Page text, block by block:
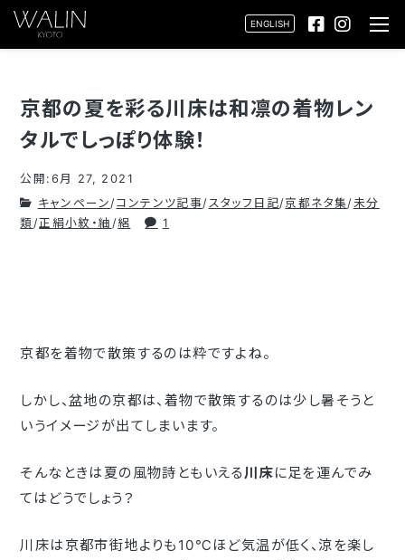
ENGLISH
京都の夏を彩る川床は和凛の着物レン
タルでしっぽり体験！
公開:6月 27, 2021
キャンペーン /コンテンツ記事/ スタッフ日記/京都ネタ集/ 未分
類 /正絹小紋・紬 /絽 1
京都を着物で散策するのは粋ですよね。
しかし、盆地の京都は、着物で散策するのは少し暑そうと
いうイメージが出てしまいます。
そんなときは夏の風物詩ともいえる 川床に足を運んでみ
てはどうでしょう？
川床は京都市街地よりも10℃ほど気温が低く、涼を楽し